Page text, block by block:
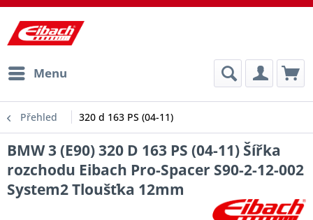
Menu
Přehled 320 d 163 PS (04-11)
BMW 3 (E90) 320 D 163 PS (04-11) Šířka
rozchodu Eibach Pro-Spacer S90-2-12-002
System2 Tloušťka 12mm